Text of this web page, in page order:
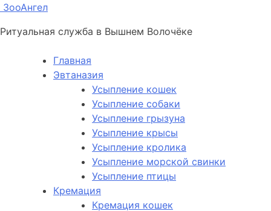
ЗооАнгел
Ритуальная служба в Вышнем Волочёке
Главная
Эвтаназия
Усыпление кошек
Усыпление собаки
Усыпление грызуна
Усыпление крысы
Усыпление кролика
Усыпление морской свинки
Усыпление птицы
Кремация
Кремация кошек